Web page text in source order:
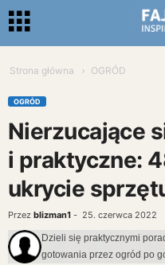
Strona główna OGRÓD
OGRÓD
Nierzucające
i praktyczne:
ukrycie
Przez blizman1 - 25. czerwca 2022
Dzieli się praktycznymi
gotowania przez ogród po